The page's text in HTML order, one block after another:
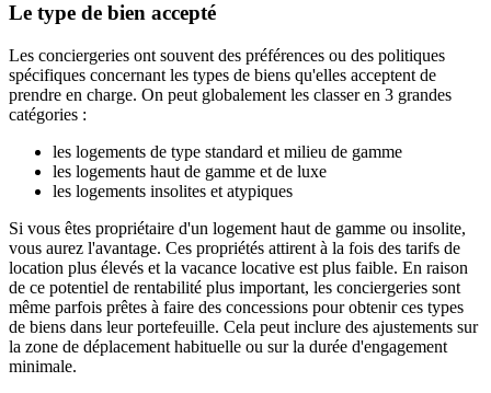
Le type de bien accepté
Les conciergeries ont souvent des préférences ou des politiques
spécifiques concernant les types de biens qu'elles acceptent de
prendre en charge. On peut globalement les classer en 3 grandes
catégories :
les logements de type standard et milieu de gamme
les logements haut de gamme et de luxe
les logements insolites et atypiques
Si vous êtes propriétaire d'un logement haut de gamme ou insolite,
vous aurez l'avantage. Ces propriétés attirent à la fois des tarifs de
location plus élevés et la vacance locative est plus faible. En raison
de ce potentiel de rentabilité plus important, les conciergeries sont
même parfois prêtes à faire des concessions pour obtenir ces types
de biens dans leur portefeuille. Cela peut inclure des ajustements sur
la zone de déplacement habituelle ou sur la durée d'engagement
minimale.